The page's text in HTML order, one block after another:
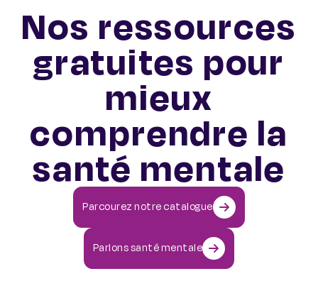
Nos ressources
gratuites pour
mieux
comprendre la
santé mentale
Parcourez notre catalogue
Parlons santé mentale